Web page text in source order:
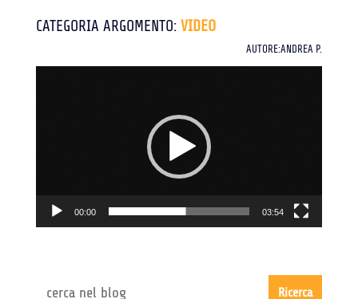
CATEGORIA ARGOMENTO: VIDEO
AUTORE:ANDREA P.
00:00 03:54